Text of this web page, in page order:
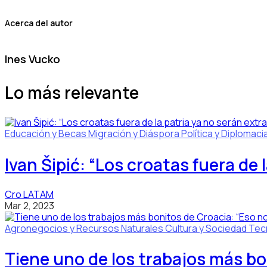
Acerca del autor
Ines Vucko
Lo más relevante
Educación y BecasMigración y DiásporaPolítica y
Ivan Šipić: “Los croatas fuera
Cro LATAM
Mar 2, 2023
Agronegocios y Recursos NaturalesCultura y Sociedad
Tiene uno de los trabajos más